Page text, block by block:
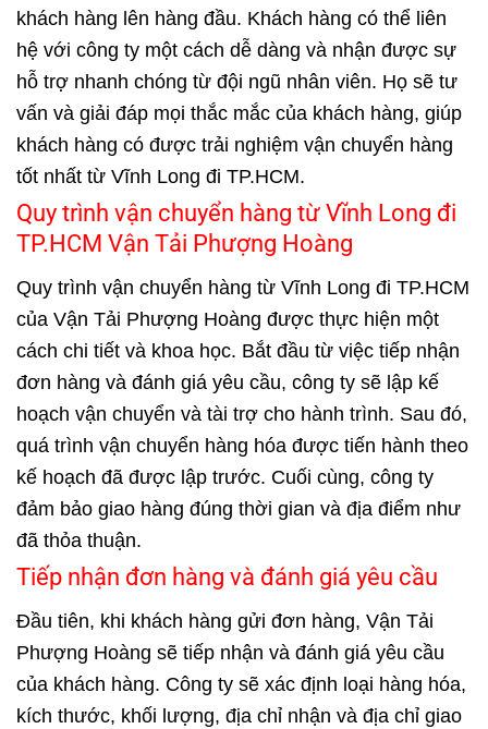
khách hàng lên hàng đầu. Khách hàng có thể liên
hệ với công ty một cách dễ dàng và nhận được sự
hỗ trợ nhanh chóng từ đội ngũ nhân viên. Họ sẽ tư
vấn và giải đáp mọi thắc mắc của khách hàng, giúp
khách hàng có được trải nghiệm vận chuyển hàng
tốt nhất từ Vĩnh Long đi TP.HCM.
Quy trình vận chuyển hàng từ Vĩnh Long đi
TP.HCM Vận Tải Phượng Hoàng
Quy trình vận chuyển hàng từ Vĩnh Long đi TP.HCM
của Vận Tải Phượng Hoàng được thực hiện một
cách chi tiết và khoa học. Bắt đầu từ việc tiếp nhận
đơn hàng và đánh giá yêu cầu, công ty sẽ lập kế
hoạch vận chuyển và tài trợ cho hành trình. Sau đó,
quá trình vận chuyển hàng hóa được tiến hành theo
kế hoạch đã được lập trước. Cuối cùng, công ty
đảm bảo giao hàng đúng thời gian và địa điểm như
đã thỏa thuận.
Tiếp nhận đơn hàng và đánh giá yêu cầu
Đầu tiên, khi khách hàng gửi đơn hàng, Vận Tải
Phượng Hoàng sẽ tiếp nhận và đánh giá yêu cầu
của khách hàng. Công ty sẽ xác định loại hàng hóa,
kích thước, khối lượng, địa chỉ nhận và địa chỉ giao